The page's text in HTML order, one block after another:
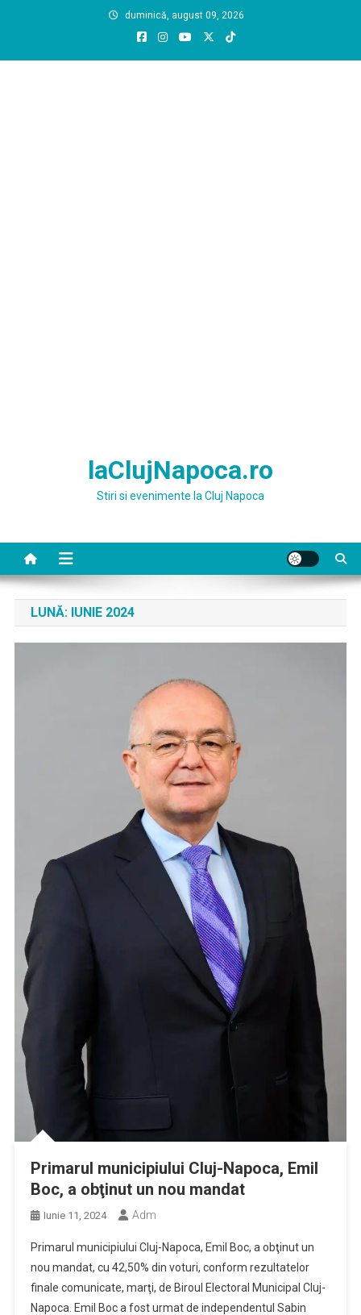
duminică, august 09, 2026
laClujNapoca.ro
Stiri si evenimente la Cluj Napoca
LUNĂ: IUNIE 2024
Primarul municipiului Cluj-Napoca, Emil
Boc, a obţinut un nou mandat
Iunie 11, 2024 Adm
Primarul municipiului Cluj-Napoca, Emil Boc, a obţinut un
nou mandat, cu 42,50% din voturi, conform rezultatelor
finale comunicate, marţi, de Biroul Electoral Municipal Cluj-
Napoca. Emil Boc a fost urmat de independentul Sabin